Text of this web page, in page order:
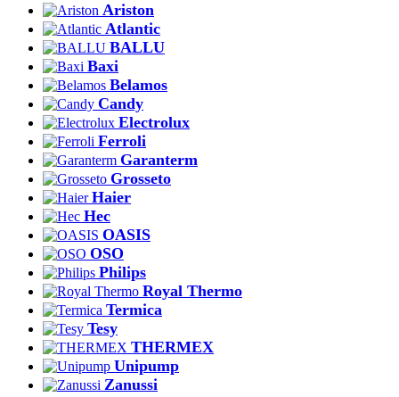
Ariston
Atlantic
BALLU
Baxi
Belamos
Candy
Electrolux
Ferroli
Garanterm
Grosseto
Haier
Hec
OASIS
OSO
Philips
Royal Thermo
Termica
Tesy
THERMEX
Unipump
Zanussi